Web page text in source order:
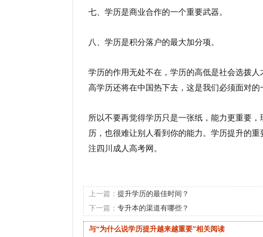
七、学历是商业合作的一个重要武器。
八、学历是积分落户的最大加分项。
学历的作用无处不在，学历的高低是社会选拨
高学历还将在中国热下去，这是我们必须面对的
所以不要再觉得学历只是一张纸，能力更重要
历，也很难让别人看到你的能力。学历提升的
注四川成人高考网。
上一篇： 提升学历的最佳时间？
下一篇： 专升本的渠道有哪些？
与“为什么说学历提升越来越重要”相关阅读